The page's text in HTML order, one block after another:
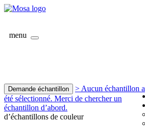
menu
Demande échantillon
> Aucun échantillon a
été sélectionné. Merci de chercher un
échantillon d’abord.
d’échantillons de couleur